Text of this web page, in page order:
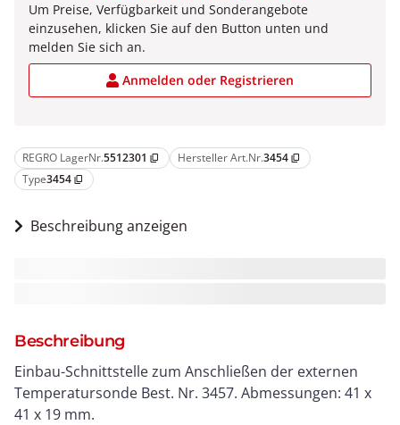
REGRO LagerNr.5512301 content_copy Hersteller Art.Nr.3454 content_copy
Type3454 content_copy
Beschreibung anzeigen
Beschreibung
Einbau-Schnittstelle zum Anschließen der externen
Temperatursonde Best. Nr. 3457. Abmessungen: 41 x
41 x 19 mm.
Um Preise, Verfügbarkeit und Sonderangebote
einzusehen, klicken Sie auf den Button unten und
melden Sie sich an.
Anmelden oder Registrieren